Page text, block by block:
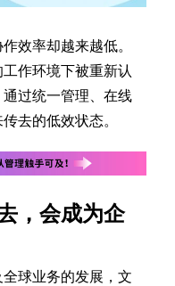
效率却越来越低。
作环境下被重新认
过统一管理、在线
去的低效状态。
，会成为企
球业务的发展，文